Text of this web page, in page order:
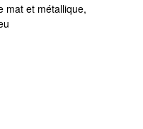
mat et métallique,